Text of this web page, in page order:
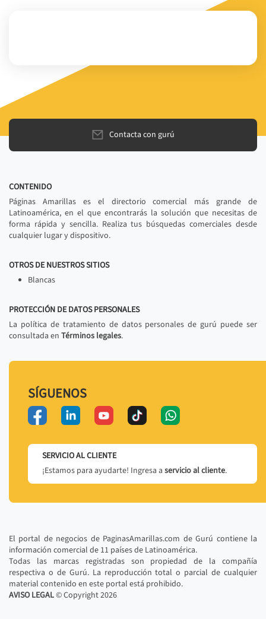
Contacta con gurú
CONTENIDO
Páginas Amarillas es el directorio comercial más grande de
Latinoamérica, en el que encontrarás la solución que necesitas de
forma rápida y sencilla. Realiza tus búsquedas comerciales desde
cualquier lugar y dispositivo.
OTROS DE NUESTROS SITIOS
Blancas
PROTECCIÓN DE DATOS PERSONALES
La política de tratamiento de datos personales de gurú puede ser
consultada en Términos legales.
SÍGUENOS
SERVICIO AL CLIENTE
¡Estamos para ayudarte! Ingresa a servicio al cliente.
El portal de negocios de PaginasAmarillas.com de Gurú contiene la
información comercial de 11 países de Latinoamérica.
Todas las marcas registradas son propiedad de la compañía
respectiva o de Gurú. La reproducción total o parcial de cualquier
material contenido en este portal está prohibido.
AVISO LEGAL© Copyright2026